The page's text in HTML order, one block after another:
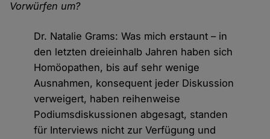
Vorwürfen um?
Dr. Natalie Grams: Was mich erstaunt – in
den letzten dreieinhalb Jahren haben sich
Homöopathen, bis auf sehr wenige
Ausnahmen, konsequent jeder Diskussion
verweigert, haben reihenweise
Podiumsdiskussionen abgesagt, standen
für Interviews nicht zur Verfügung und